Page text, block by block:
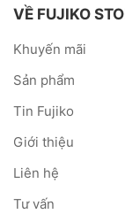
VỀ FUJIKO
Khuyến mãi
Sản phẩm
Tin Fujiko
Giới thiệu
Liên hệ
Tư vấn